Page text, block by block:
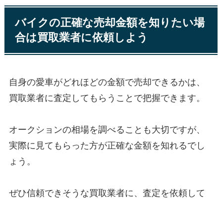
バイクの正確な売却金額を知りたい場
合は買取業者に依頼しよう
自身の愛車がどれほどの金額で売却できるかは、
買取業者に査定してもらうことで把握できます。
オークションの相場を調べることも大切ですが、
実際に見てもらった方が正確な金額を知れるでし
ょう。
ぜひ信頼できそうな買取業者に、査定を依頼して